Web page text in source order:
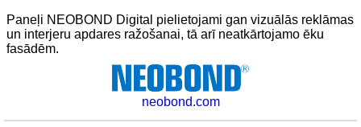
Paneļi NEOBOND Digital pielietojami gan vizuālās reklāmas
un interjeru apdares ražošanai, tā arī neatkārtojamo ēku
fasādēm.
neobond.com